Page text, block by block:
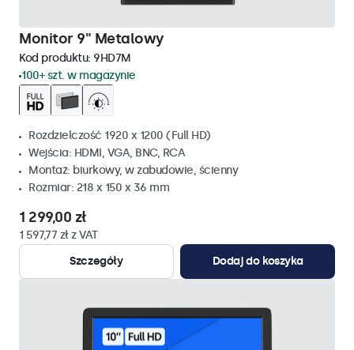
Monitor 9" Metalowy
Kod produktu: 9HD7M
100+ szt. w magazynie
Rozdzielczość 1920 x 1200 (Full HD)
Wejścia: HDMI, VGA, BNC, RCA
Montaż: biurkowy, w zabudowie, ścienny
Rozmiar: 218 x 150 x 36 mm
1 299,00 zł
1 597,77 zł z VAT
Szczegóły
Dodaj do koszyka